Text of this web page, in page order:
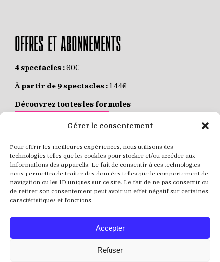
Gérer le consentement
Pour offrir les meilleures expériences, nous utilisons des
technologies telles que les cookies pour stocker et/ou accéder aux
informations des appareils. Le fait de consentir à ces technologies
nous permettra de traiter des données telles que le comportement de
navigation ou les ID uniques sur ce site. Le fait de ne pas consentir ou
de retirer son consentement peut avoir un effet négatif sur certaines
caractéristiques et fonctions.
Accepter
Refuser
OFFRES ET ABONNEMENTS
4 spectacles :80€
À partir de 9 spectacles : 144€
Découvrez toutes les formules
JE M’ABONNE EN LIGNE
Places individuelles :de 8 à 35€
Achetez vos places
JE RÉSERVE MES PLACES